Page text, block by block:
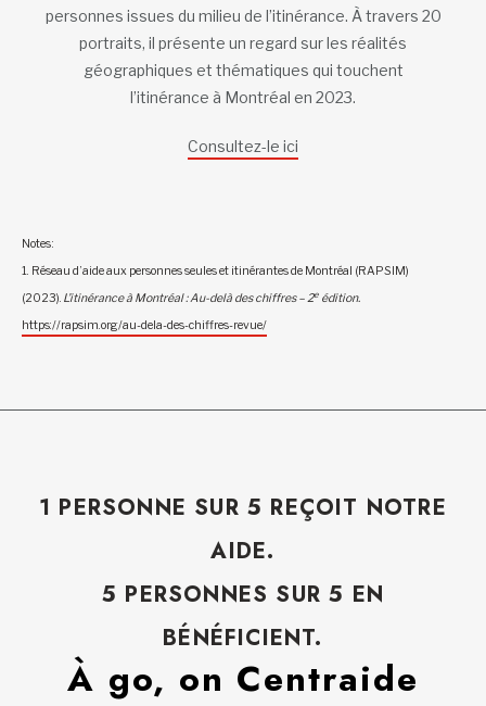
personnes issues du milieu de l’itinérance. À travers 20
portraits, il présente un regard sur les réalités
géographiques et thématiques qui touchent
l’itinérance à Montréal en 2023.
Consultez-le ici
Notes :
1. Réseau d’aide aux personnes seules et itinérantes de Montréal (RAPSIM)
(2023). L’itinérance à Montréal : Au-delà des chiffres – 2e édition.
https://rapsim.org/au-dela-des-chiffres-revue/
1 PERSONNE SUR 5 REÇOIT NOTRE
AIDE.
5 PERSONNES SUR 5 EN
BÉNÉFICIENT.
À go, on Centraide